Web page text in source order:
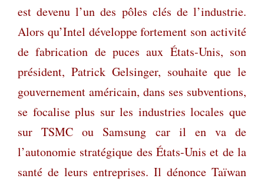
est devenu l’un des pôles clés de l’industrie.
Alors qu’Intel développe fortement son activité
de fabrication de puces aux États-Unis, son
président, Patrick Gelsinger, souhaite que le
gouvernement américain, dans ses subventions,
se focalise plus sur les industries locales que
sur TSMC ou Samsung car il en va de
l’autonomie stratégique des États-Unis et de la
santé de leurs entreprises. Il dénonce Taïwan